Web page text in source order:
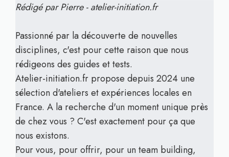
Rédigé par Pierre - atelier-initiation.fr
Passionné par la découverte de nouvelles
disciplines, c'est pour cette raison que nous
rédigeons des guides et tests.
Atelier-initiation.fr propose depuis 2024 une
sélection d'ateliers et expériences locales en
France. A la recherche d'un moment unique près
de chez vous ? C'est exactement pour ça que
nous existons.
Pour vous, pour offrir, pour un team building,